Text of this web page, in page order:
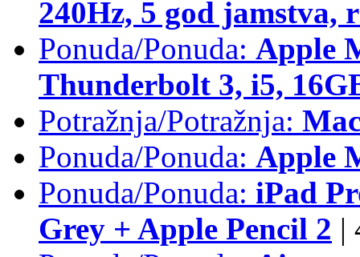
240Hz, 5 god jamstva,
Ponuda/Ponuda: Apple
Thunderbolt 3, i5,
Potražnja/Potražnja:
Ponuda/Ponuda: Apple
Ponuda/Ponuda: iPad
Grey + Apple Pencil 2 |